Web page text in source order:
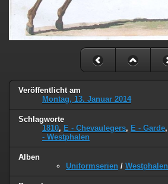
Veröffentlicht am
Montag, 13. Januar 2014
Schlagworte
1810, E - Chevaulegers, E - Garde,
- Westphalen
Alben
Uniformserien / Westphalen